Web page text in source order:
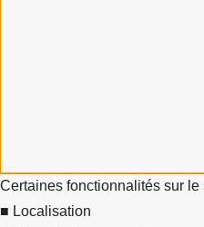
Certaines fonctionnalités sur
■ Localisation